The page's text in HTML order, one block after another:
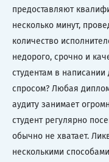
предоставляют
несколько минут,
количество
недорого, срочно и
студентам в
спросом? Любая
аудиту занимает
студент регулярно
обычно не хватает.
несколькими